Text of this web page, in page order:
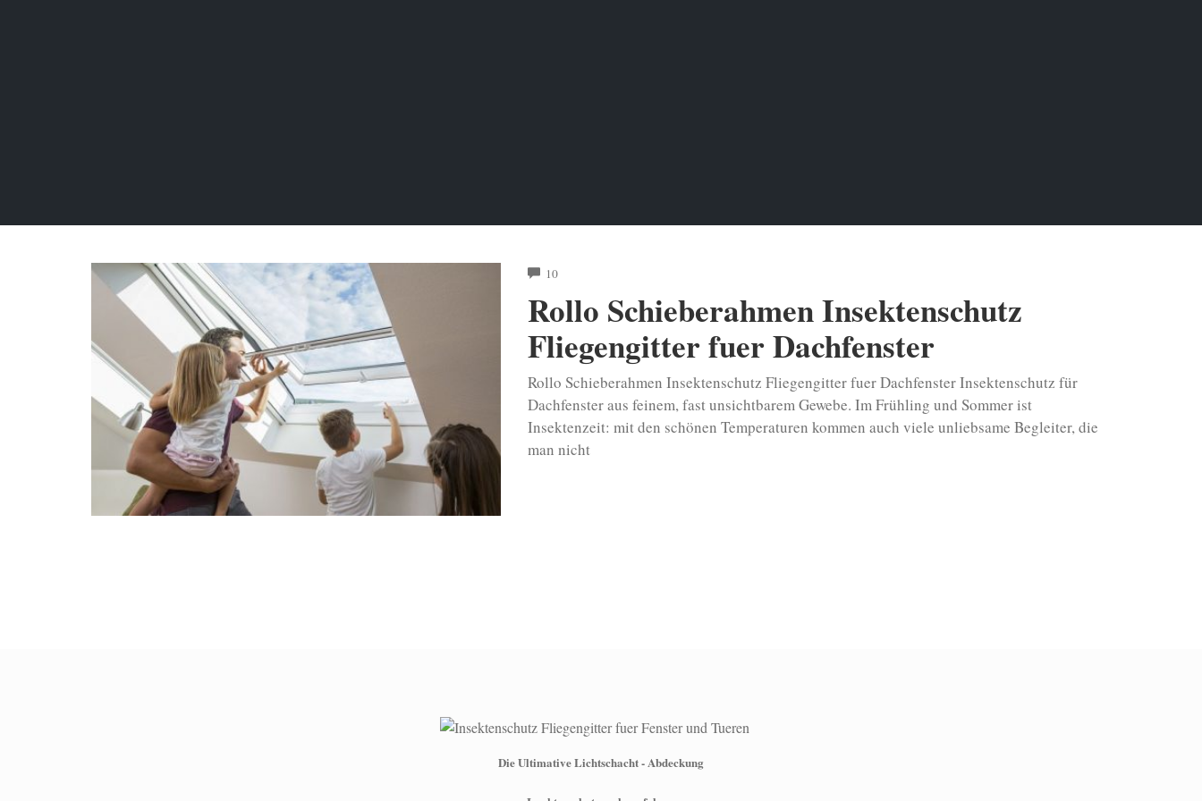
10COMMENTS
Rollo Schieberahmen Insektenschutz
Fliegengitter fuer Dachfenster
Rollo Schieberahmen Insektenschutz Fliegengitter fuer Dachfenster Insektenschutz für
Dachfenster aus feinem, fast unsichtbarem Gewebe. Im Frühling und Sommer ist
Insektenzeit: mit den schönen Temperaturen kommen auch viele unliebsame Begleiter, die
man nicht
Die Ultimative Lichtschacht - Abdeckung